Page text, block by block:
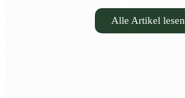
Alle Artikel lesen